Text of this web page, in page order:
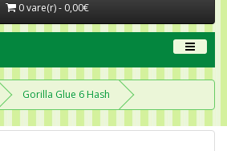
0 vare(r) - 0,00€
Gorilla Glue 6 Hash